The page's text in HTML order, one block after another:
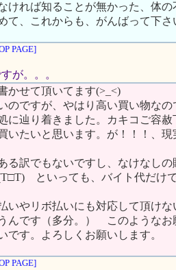
ければ知ることが無かった、体
て、これからも、がんばって下さ
PAGE]
が。。。
かせて頂いてます(>_<)
のですが、やはり高い買い物な
に辿り着きました。カキコご容赦
いたいと思います。が！！！、
る訳でもないですし、なけなし
といっても、バイト代だけ
いやリボ払いにも対応して頂け
んです（多分。） このような
です。よろしくお願いします。
PAGE]